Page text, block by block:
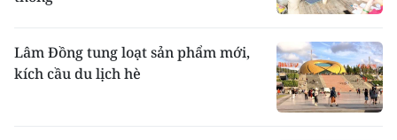
Lâm Đồng tung loạt sản phẩm mới,
kích cầu du lịch hè